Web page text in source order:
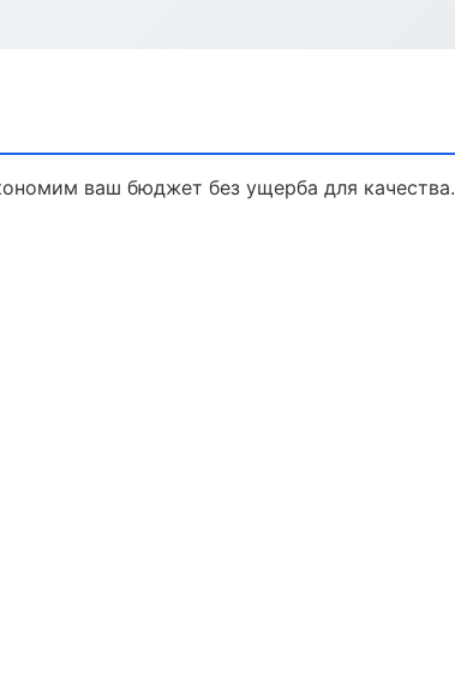
ваш бюджет без ущерба для качества.